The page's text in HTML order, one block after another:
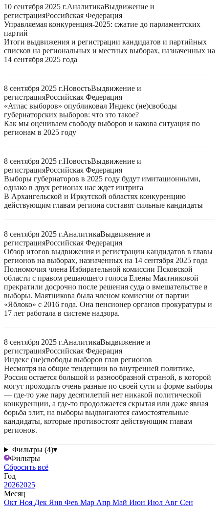
10 сентября 2025 г.АналитикаВыдвижение и
регистрацияРоссийская Федерация
Управляемая конкуренция-2025: сжатие до парламентских
партий
Итоги выдвижения и регистрации кандидатов и партийных
списков на региональных и местных выборах, назначенных на
14 сентября 2025 года
8 сентября 2025 г.НовостьВыдвижение и
регистрацияРоссийская Федерация
«Атлас выборов» опубликовал Индекс (не)свободы
губернаторских выборов: что это такое?
Как мы оцениваем свободу выборов и какова ситуация по
регионам в 2025 году
8 сентября 2025 г.НовостьВыдвижение и
регистрацияРоссийская Федерация
Выборы губернаторов в 2025 году будут имитационными,
однако в двух регионах нас ждет интрига
В Архангельской и Иркутской областях конкуренцию
действующим главам региона составят сильные кандидаты
8 сентября 2025 г.АналитикаВыдвижение и
регистрацияРоссийская Федерация
Обзор итогов выдвижения и регистрации кандидатов в главы
регионов на выборах, назначенных на 14 сентября 2025 года
Полномочия члена Избирательной комиссии Псковской
области с правом решающего голоса Елены Маятниковой
прекратили досрочно после решения суда о вмешательстве в
выборы. Маятникова была членом комиссии от партии
«Яблоко» с 2016 года. Она пенсионер органов прокуратуры и
17 лет работала в системе надзора.
8 сентября 2025 г.АналитикаВыдвижение и
регистрацияРоссийская Федерация
Индекс (не)свободы выборов глав регионов
Несмотря на общие тенденции во внутренней политике,
Россия остается большой и разнообразной страной, в которой
могут проходить очень разные по своей сути и форме выборы
— где-то уже пару десятилетий нет никакой политической
конкуренции, а где-то продолжается скрытая или даже явная
борьба элит, на выборы выдвигаются самостоятельные
кандидаты, которые противостоят действующим главам
регионов.
Фильтры (4)▾
Фильтры
Сбросить всё
Год
20262025
Месяц
Окт Ноя Дек Янв Фев Мар Апр Май Июн Июл Авг Сен